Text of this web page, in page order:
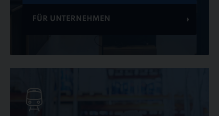
FÜR UNTERNEHMEN